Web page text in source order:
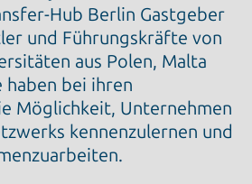
Hub Berlin Gastgeber
und Führungskräfte von
aus Polen, Malta
haben bei ihren
Möglichkeit, Unternehmen
kennenzulernen und